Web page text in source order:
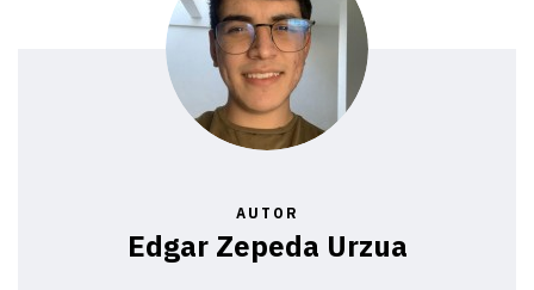
AUTOR
Edgar Zepeda Urzua